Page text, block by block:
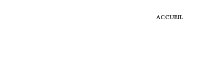
ACCUEIL